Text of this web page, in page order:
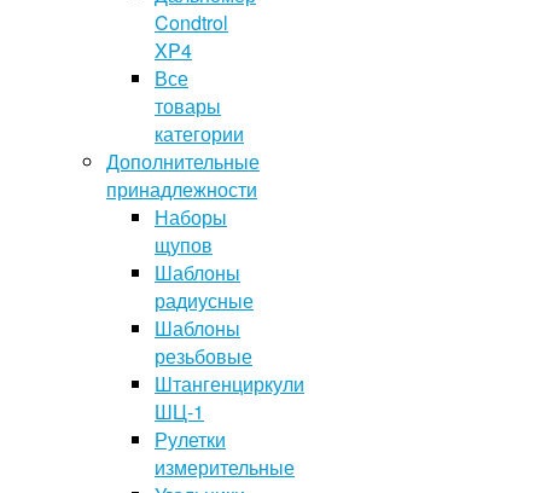
Condtrol
XP4
Все
товары
категории
Дополнительные
принадлежности
Наборы
щупов
Шаблоны
радиусные
Шаблоны
резьбовые
Штангенциркули
ШЦ-1
Рулетки
измерительные